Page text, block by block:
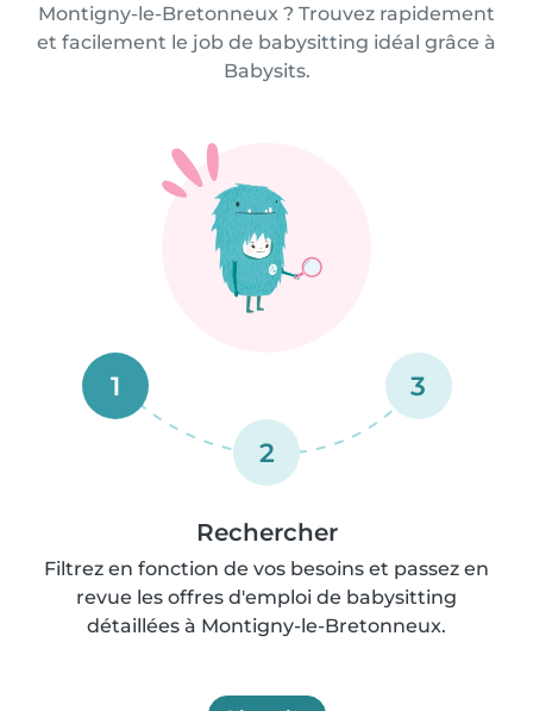
Montigny-le-Bretonneux ? Trouvez rapidement
et facilement le job de babysitting idéal grâce à
Babysits.
1
2
3
Rechercher
Filtrez en fonction de vos besoins et passez en
revue les offres d'emploi de babysitting
détaillées à Montigny-le-Bretonneux.